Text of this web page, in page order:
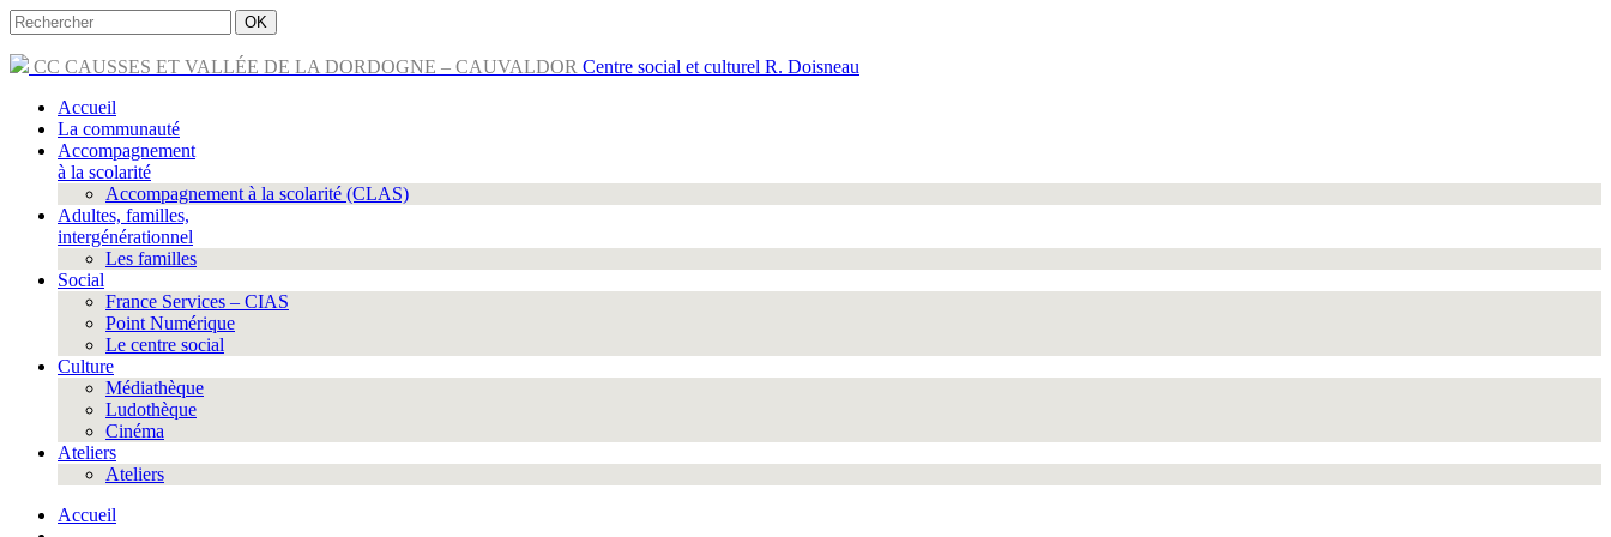
Rechercher
Rechercher
CC CAUSSES ET VALLÉE DE LA DORDOGNE – CAUVALDOR Centre social et culturel R. Doisneau
Accueil
La communauté
Accompagnement
à la scolarité
Accompagnement à la scolarité (CLAS)
Adultes, familles,
intergénérationnel
Les familles
Social
France Services – CIAS
Point Numérique
Le centre social
Culture
Médiathèque
Ludothèque
Cinéma
Ateliers
Ateliers
Accueil